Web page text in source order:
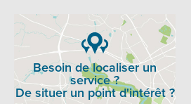
Besoin de localiser un
service ?
De situer un point d'intérêt ?